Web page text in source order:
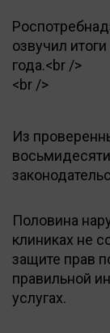
озвучил
года.<br />
<br />
Из
Половина
клиниках не
защите прав
правильной
услугах.